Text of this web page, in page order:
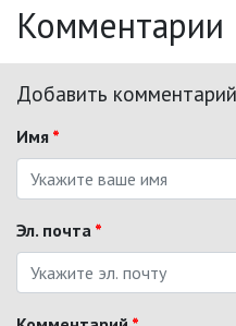
Комментарии
Добавить
Имя *
Эл. почта *